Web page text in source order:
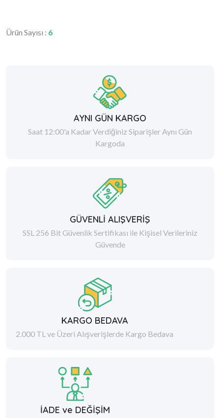
Ürün Sayısı : 6
AYNI GÜN KARGO
Saat 12:00'a Kadar Verdiğiniz Siparişler Aynı Gün
Kargoda
GÜVENLİ ALIŞVERİŞ
SSL 256 Bit Güvenlik Sertifikası ile Kişisel Verileriniz
Güvende
KARGO BEDAVA
2.000 TL ve Üzeri Alışverişlerde Kargo Bedava
İADE ve DEĞİŞİM